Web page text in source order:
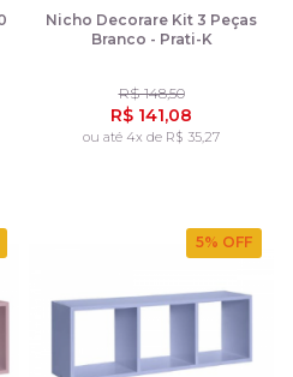
Nicho Decorare Kit 3 Peças
Branco - Prati-K
R$ 148,50
R$ 141,08
ou até 4x de R$ 35,27
5% OFF